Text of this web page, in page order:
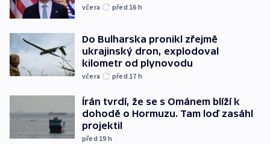
včera před 16 h
Do Bulharska pronikl zřejmě
ukrajinský dron, explodoval
kilometr od plynovodu
včera před 17 h
Írán tvrdí, že se s Ománem blíží k
dohodě o Hormuzu. Tam loď zasáhl
projektil
před 19 h